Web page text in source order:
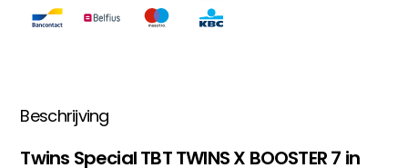
Beschrijving
Twins Special TBT TWINS X BOOSTER 7 in